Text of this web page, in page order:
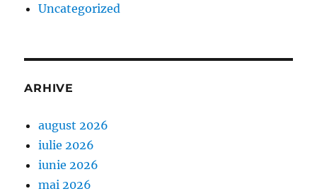
Uncategorized
ARHIVE
august 2026
iulie 2026
iunie 2026
mai 2026